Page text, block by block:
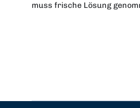
muss frische Lösung